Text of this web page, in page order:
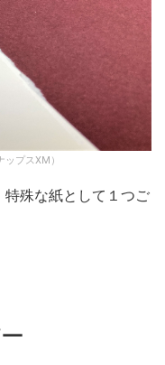
プスXM）
殊な紙として１つご